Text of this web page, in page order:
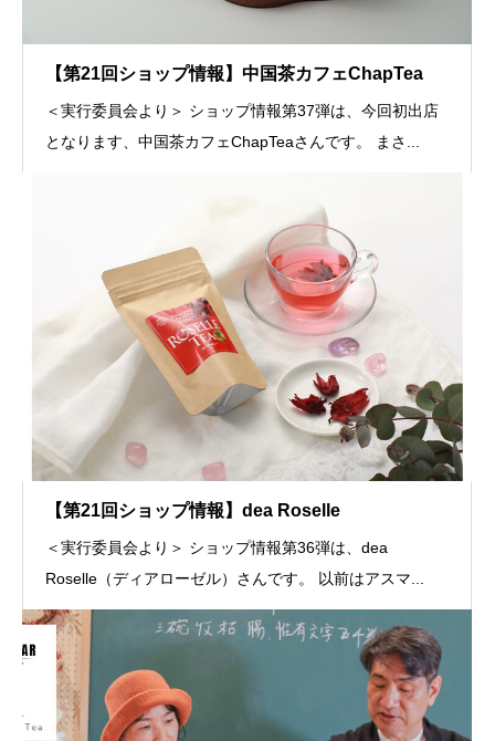
【第21回ショップ情報】中国茶カフェChapTea
＜実行委員会より＞ ショップ情報第37弾は、今回初出店
となります、中国茶カフェChapTeaさんです。 まさ...
【第21回ショップ情報】dea Roselle
＜実行委員会より＞ ショップ情報第36弾は、dea
Roselle（ディアローゼル）さんです。 以前はアスマ...